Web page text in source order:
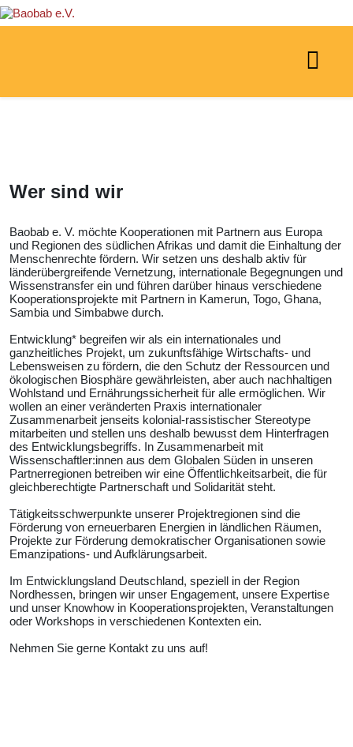
Wer sind wir
Baobab e. V. möchte Kooperationen mit Partnern aus Europa
und Regionen des südlichen Afrikas und damit die Einhaltung der
Menschenrechte fördern. Wir setzen uns deshalb aktiv für
länderübergreifende Vernetzung, internationale Begegnungen und
Wissenstransfer ein und führen darüber hinaus verschiedene
Kooperationsprojekte mit Partnern in Kamerun, Togo, Ghana,
Sambia und Simbabwe durch.
Entwicklung* begreifen wir als ein internationales und
ganzheitliches Projekt, um zukunftsfähige Wirtschafts- und
Lebensweisen zu fördern, die den Schutz der Ressourcen und
ökologischen Biosphäre gewährleisten, aber auch nachhaltigen
Wohlstand und Ernährungssicherheit für alle ermöglichen. Wir
wollen an einer veränderten Praxis internationaler
Zusammenarbeit jenseits kolonial-rassistischer Stereotype
mitarbeiten und stellen uns deshalb bewusst dem Hinterfragen
des Entwicklungsbegriffs. In Zusammenarbeit mit
Wissenschaftler:innen aus dem Globalen Süden in unseren
Partnerregionen betreiben wir eine Öffentlichkeitsarbeit, die für
gleichberechtigte Partnerschaft und Solidarität steht.
Tätigkeitsschwerpunkte unserer Projektregionen sind die
Förderung von erneuerbaren Energien in ländlichen Räumen,
Projekte zur Förderung demokratischer Organisationen sowie
Emanzipations- und Aufklärungsarbeit.
Im Entwicklungsland Deutschland, speziell in der Region
Nordhessen, bringen wir unser Engagement, unsere Expertise
und unser Knowhow in Kooperationsprojekten, Veranstaltungen
oder Workshops in verschiedenen Kontexten ein.
Nehmen Sie gerne Kontakt zu uns auf!